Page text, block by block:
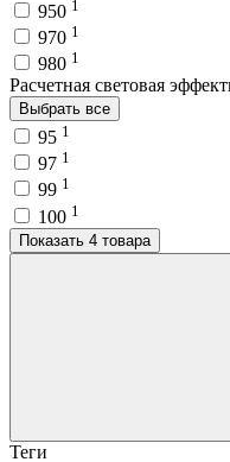
950 1
970 1
980 1
Расчетная световая
Выбрать все
95 1
97 1
99 1
100 1
Показать 4 товара
Теги